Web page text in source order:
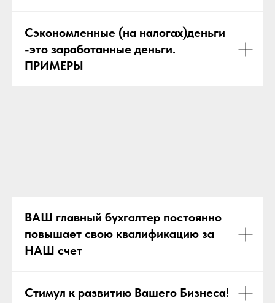
Сэкономленные (на налогах)деньги
-это заработанные деньги.
ПРИМЕРЫ
ВАШ главный бухгалтер постоянно
повышает свою квалификацию за
НАШ счет
Стимул к развитию Вашего Бизнеса!